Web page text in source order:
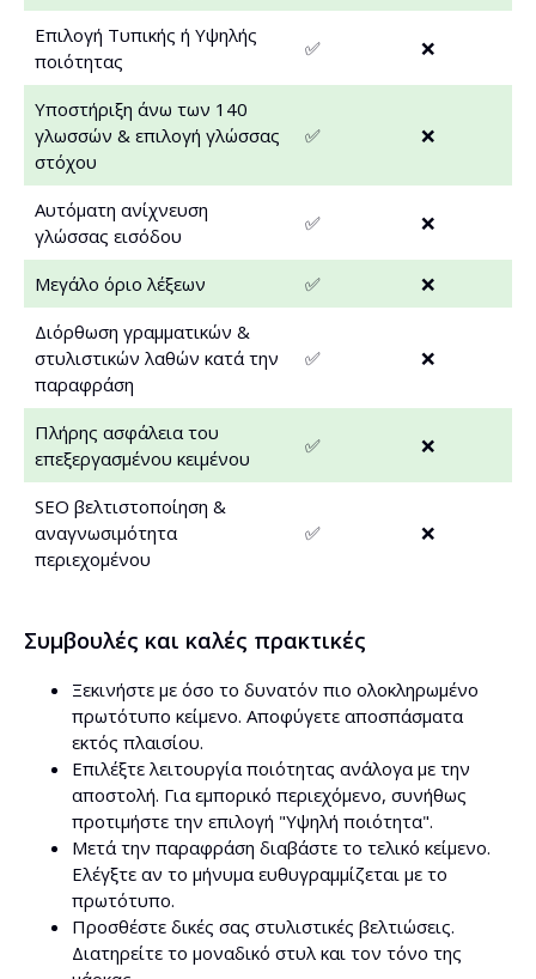
Επιλογή Τυπικής ή Υψηλής
ποιότητας
✅ ❌
Υποστήριξη άνω των 140
γλωσσών & επιλογή γλώσσας
στόχου
✅ ❌
Αυτόματη ανίχνευση
γλώσσας εισόδου
✅ ❌
Μεγάλο όριο λέξεων ✅
❌
Διόρθωση γραμματικών &
στυλιστικών λαθών κατά την
παραφράση
✅ ❌
Πλήρης ασφάλεια του
επεξεργασμένου κειμένου
✅ ❌
SEO βελτιστοποίηση &
αναγνωσιμότητα
περιεχομένου
✅ ❌
Συμβουλές και καλές πρακτικές
Ξεκινήστε με όσο το δυνατόν πιο ολοκληρωμένο
πρωτότυπο κείμενο. Αποφύγετε αποσπάσματα
εκτός πλαισίου.
Επιλέξτε λειτουργία ποιότητας ανάλογα με την
αποστολή. Για εμπορικό περιεχόμενο, συνήθως
προτιμήστε την επιλογή "Υψηλή ποιότητα".
Μετά την παραφράση διαβάστε το τελικό κείμενο.
Ελέγξτε αν το μήνυμα ευθυγραμμίζεται με το
πρωτότυπο.
Προσθέστε δικές σας στυλιστικές βελτιώσεις.
Διατηρείτε το μοναδικό στυλ και τον τόνο της